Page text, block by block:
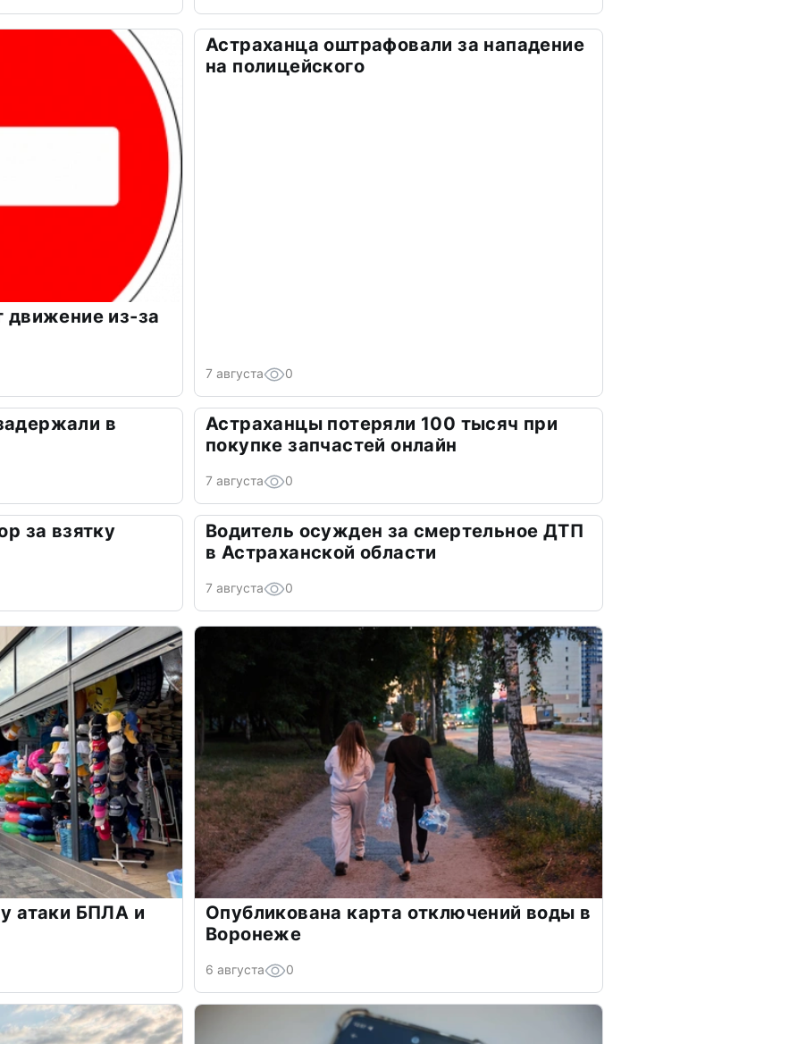
движение из-за
Астраханца оштрафовали за нападение
на полицейского
7 августа 0
в
Астраханцы потеряли 100 тысяч при
покупке запчастей онлайн
7 августа 0
за взятку
Водитель осужден за смертельное ДТП
в Астраханской области
7 августа 0
атаки БПЛА и
Опубликована карта отключений воды в
Воронеже
6 августа 0